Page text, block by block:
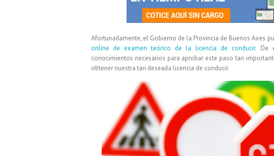
Afortunadamente, el Gobierno de la Provincia de Buenos Aires
online de examen teórico de la licencia de conducir. De
conocimientos necesarios para aprobar este paso tan
obtener nuestra tan deseada licencia de conducir.